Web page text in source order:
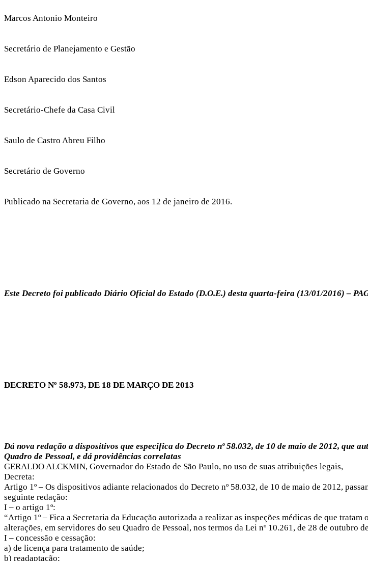
Marcos Antonio Monteiro
Secretário de Planejamento e Gestão
Edson Aparecido dos Santos
Secretário-Chefe da Casa Civil
Saulo de Castro Abreu Filho
Secretário de Governo
Publicado na Secretaria de Governo, aos 12 de janeiro de 2016.
Este Decreto foi publicado Diário Oficial do Estado (D.O.E.) desta quarta-feira (13/01/2016) –
DECRETO Nº 58.973, DE 18 DE MARÇO DE 2013
Dá nova redação a dispositivos que especifica do Decreto nº 58.032, de 10 de maio de 2012, que
Quadro de Pessoal, e dá providências correlatas
GERALDO ALCKMIN, Governador do Estado de São Paulo, no uso de suas atribuições legais,
Decreta:
Artigo 1º – Os dispositivos adiante relacionados do Decreto nº 58.032, de 10 de maio de 2012,
seguinte redação:
I – o artigo 1º:
“Artigo 1º – Fica a Secretaria da Educação autorizada a realizar as inspeções médicas de que
alterações, em servidores do seu Quadro de Pessoal, nos termos da Lei nº 10.261, de 28 de outubro
I – concessão e cessação:
a) de licença para tratamento de saúde;
b) readaptação;